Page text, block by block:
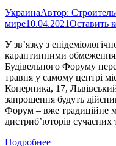
УкраинаАвтор:
мире10.04.2021Оставить
У зв’язку з
карантинними
Будівельного Форуму
травня у самому центрі
Коперника, 17,
запрошення будуть
Форум – вже традиційне
дистриб’юторів
Подробнее